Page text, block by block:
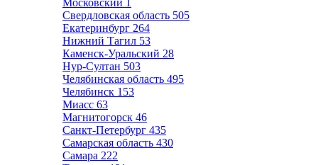
Московский 1
Свердловская область 505
Екатеринбург 264
Нижний Тагил 53
Каменск-Уральский 28
Нур-Султан 503
Челябинская область 495
Челябинск 153
Миасс 63
Магнитогорск 46
Санкт-Петербург 435
Самарская область 430
Самара 222